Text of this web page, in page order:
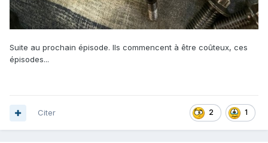
Suite au prochain épisode. Ils commencent à être coûteux, ces
épisodes...
2 1
Citer